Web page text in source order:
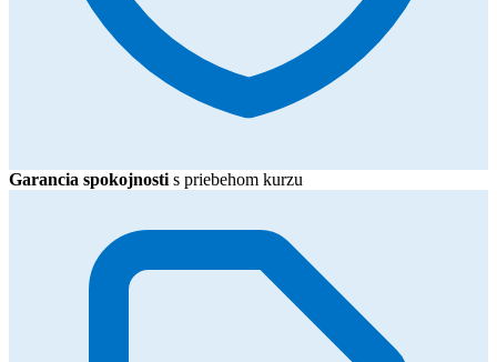
Garancia spokojnosti s priebehom kurzu